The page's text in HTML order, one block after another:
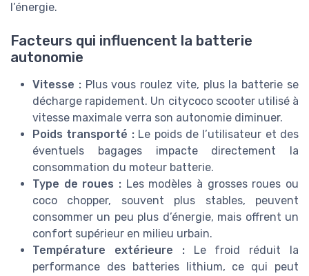
l’énergie.
Facteurs qui influencent la batterie
autonomie
Vitesse :Plus vous roulez vite, plus la batterie se
décharge rapidement. Un citycoco scooter utilisé à
vitesse maximale verra son autonomie diminuer.
Poids transporté :Le poids de l’utilisateur et des
éventuels bagages impacte directement la
consommation du moteur batterie.
Type de roues : Les modèles à grosses roues ou
coco chopper, souvent plus stables, peuvent
consommer un peu plus d’énergie, mais offrent un
confort supérieur en milieu urbain.
Température extérieure :Le froid réduit la
performance des batteries lithium, ce qui peut